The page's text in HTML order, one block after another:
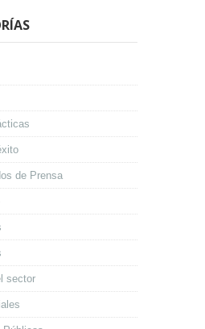
de Prensa
sector